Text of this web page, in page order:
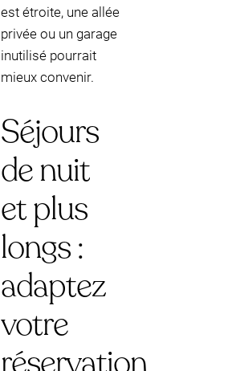
est étroite, une allée
privée ou un garage
inutilisé pourrait
mieux convenir.
Séjours
de nuit
et plus
longs :
adaptez
votre